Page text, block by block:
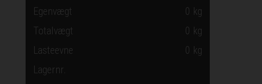
Egenvægt
0 kg
Totalvægt
0 kg
Lasteevne
0 kg
Lagernr.